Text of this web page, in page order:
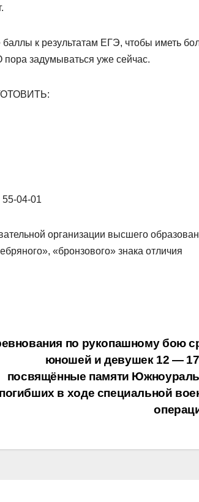
к результатам ЕГЭ, чтобы иметь
задумываться уже сейчас.
04-01
организации высшего
«бронзового» знака отличия
по рукопашному бою
юношей и девушек 12 — 17
посвящённые памяти
погибших в ходе специальной